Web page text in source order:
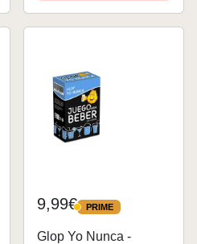
Antideslizantes
Valentin...
9,99€ PRIME
PRIME
Glop Yo Nunca -